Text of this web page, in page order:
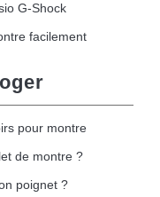
G-Shock
facilement
pour montre
de montre ?
poignet ?